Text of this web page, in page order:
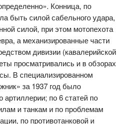
Конница, по
быть силой сабельного удара,
силой, при этом мотопехота
а механизированные части
дивизии (кавалерийской
просматривались и в обзорах
В специализированном
за 1937 год было
артиллерии; по 6 статей по
и танкам и по проблемам
по противотанковой и